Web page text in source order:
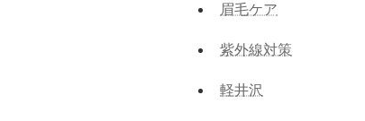
眉毛ケア
紫外線対策
軽井沢